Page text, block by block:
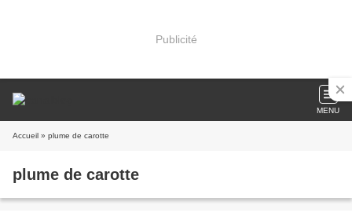
Publicité
MENU
Accueil » plume de carotte
plume de carotte